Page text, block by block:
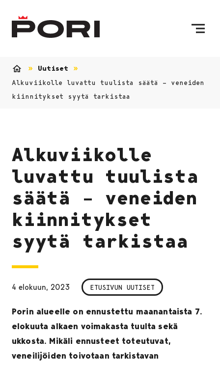
Uutiset
Alkuviikolle luvattu tuulista säätä – veneiden
kiinnitykset syytä tarkistaa
Alkuviikolle
luvattu tuulista
säätä – veneiden
kiinnitykset
syytä tarkistaa
4 elokuun, 2023 ETUSIVUN UUTISET
Porin alueelle on ennustettu maanantaista 7.
elokuuta alkaen voimakasta tuulta sekä
ukkosta. Mikäli ennusteet toteutuvat,
veneilijöiden toivotaan tarkistavan